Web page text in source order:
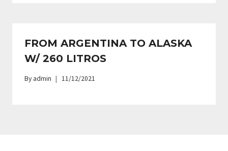
FROM ARGENTINA TO ALASKA
W/ 260 LITROS
By admin 11/12/2021